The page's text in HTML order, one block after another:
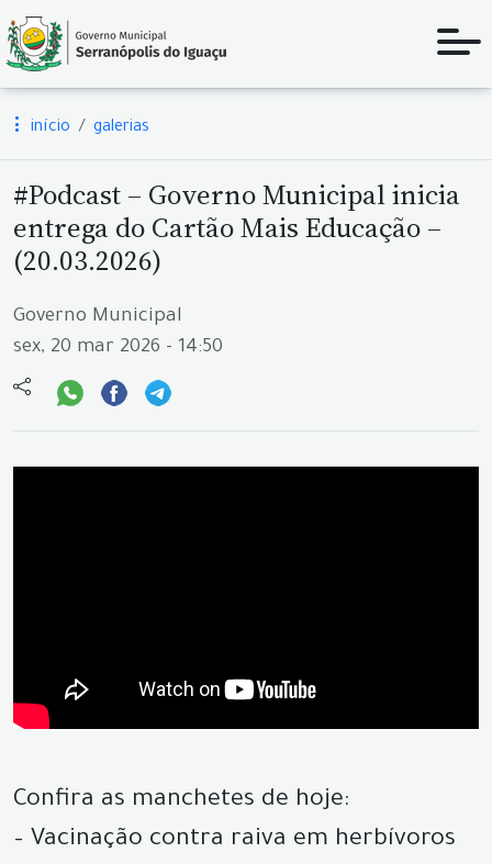
início galerias
#Podcast – Governo Municipal inicia
entrega do Cartão Mais Educação –
(20.03.2026)
Governo Municipal
sex, 20 mar 2026 - 14:50
Confira as manchetes de hoje:
– Vacinação contra raiva em herbívoros